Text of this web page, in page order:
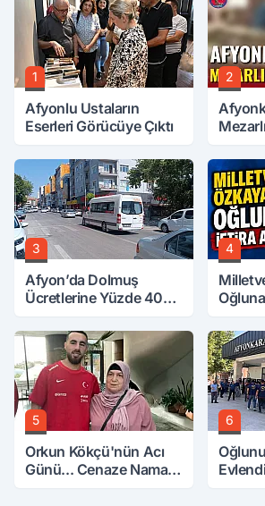
1
Afyonlu Ustaların
Eserleri Görücüye Çıktı
2
3
Afyon’da Dolmuş
Ücretlerine Yüzde 40
4
5
Orkun Kökçü'nün Acı
Günü... Cenaze Namazı
6